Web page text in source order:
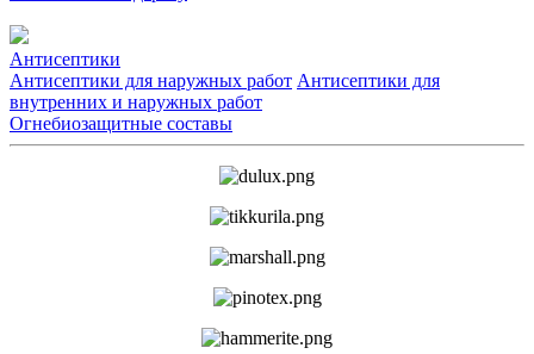
Антисептики
Антисептики для наружных работ Антисептики для
внутренних и наружных работ
Огнебиозащитные составы